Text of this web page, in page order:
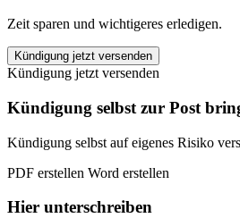
Zeit sparen und wichtigeres erledigen.
INJOY
Hückeswagen
kündigen
quantity
Kündigung jetzt versenden
Kündigung jetzt versenden
Kündigung selbst zur Post
Kündigung selbst auf eigenes Risiko
PDF erstellen Word erstellen
Hier unterschreiben